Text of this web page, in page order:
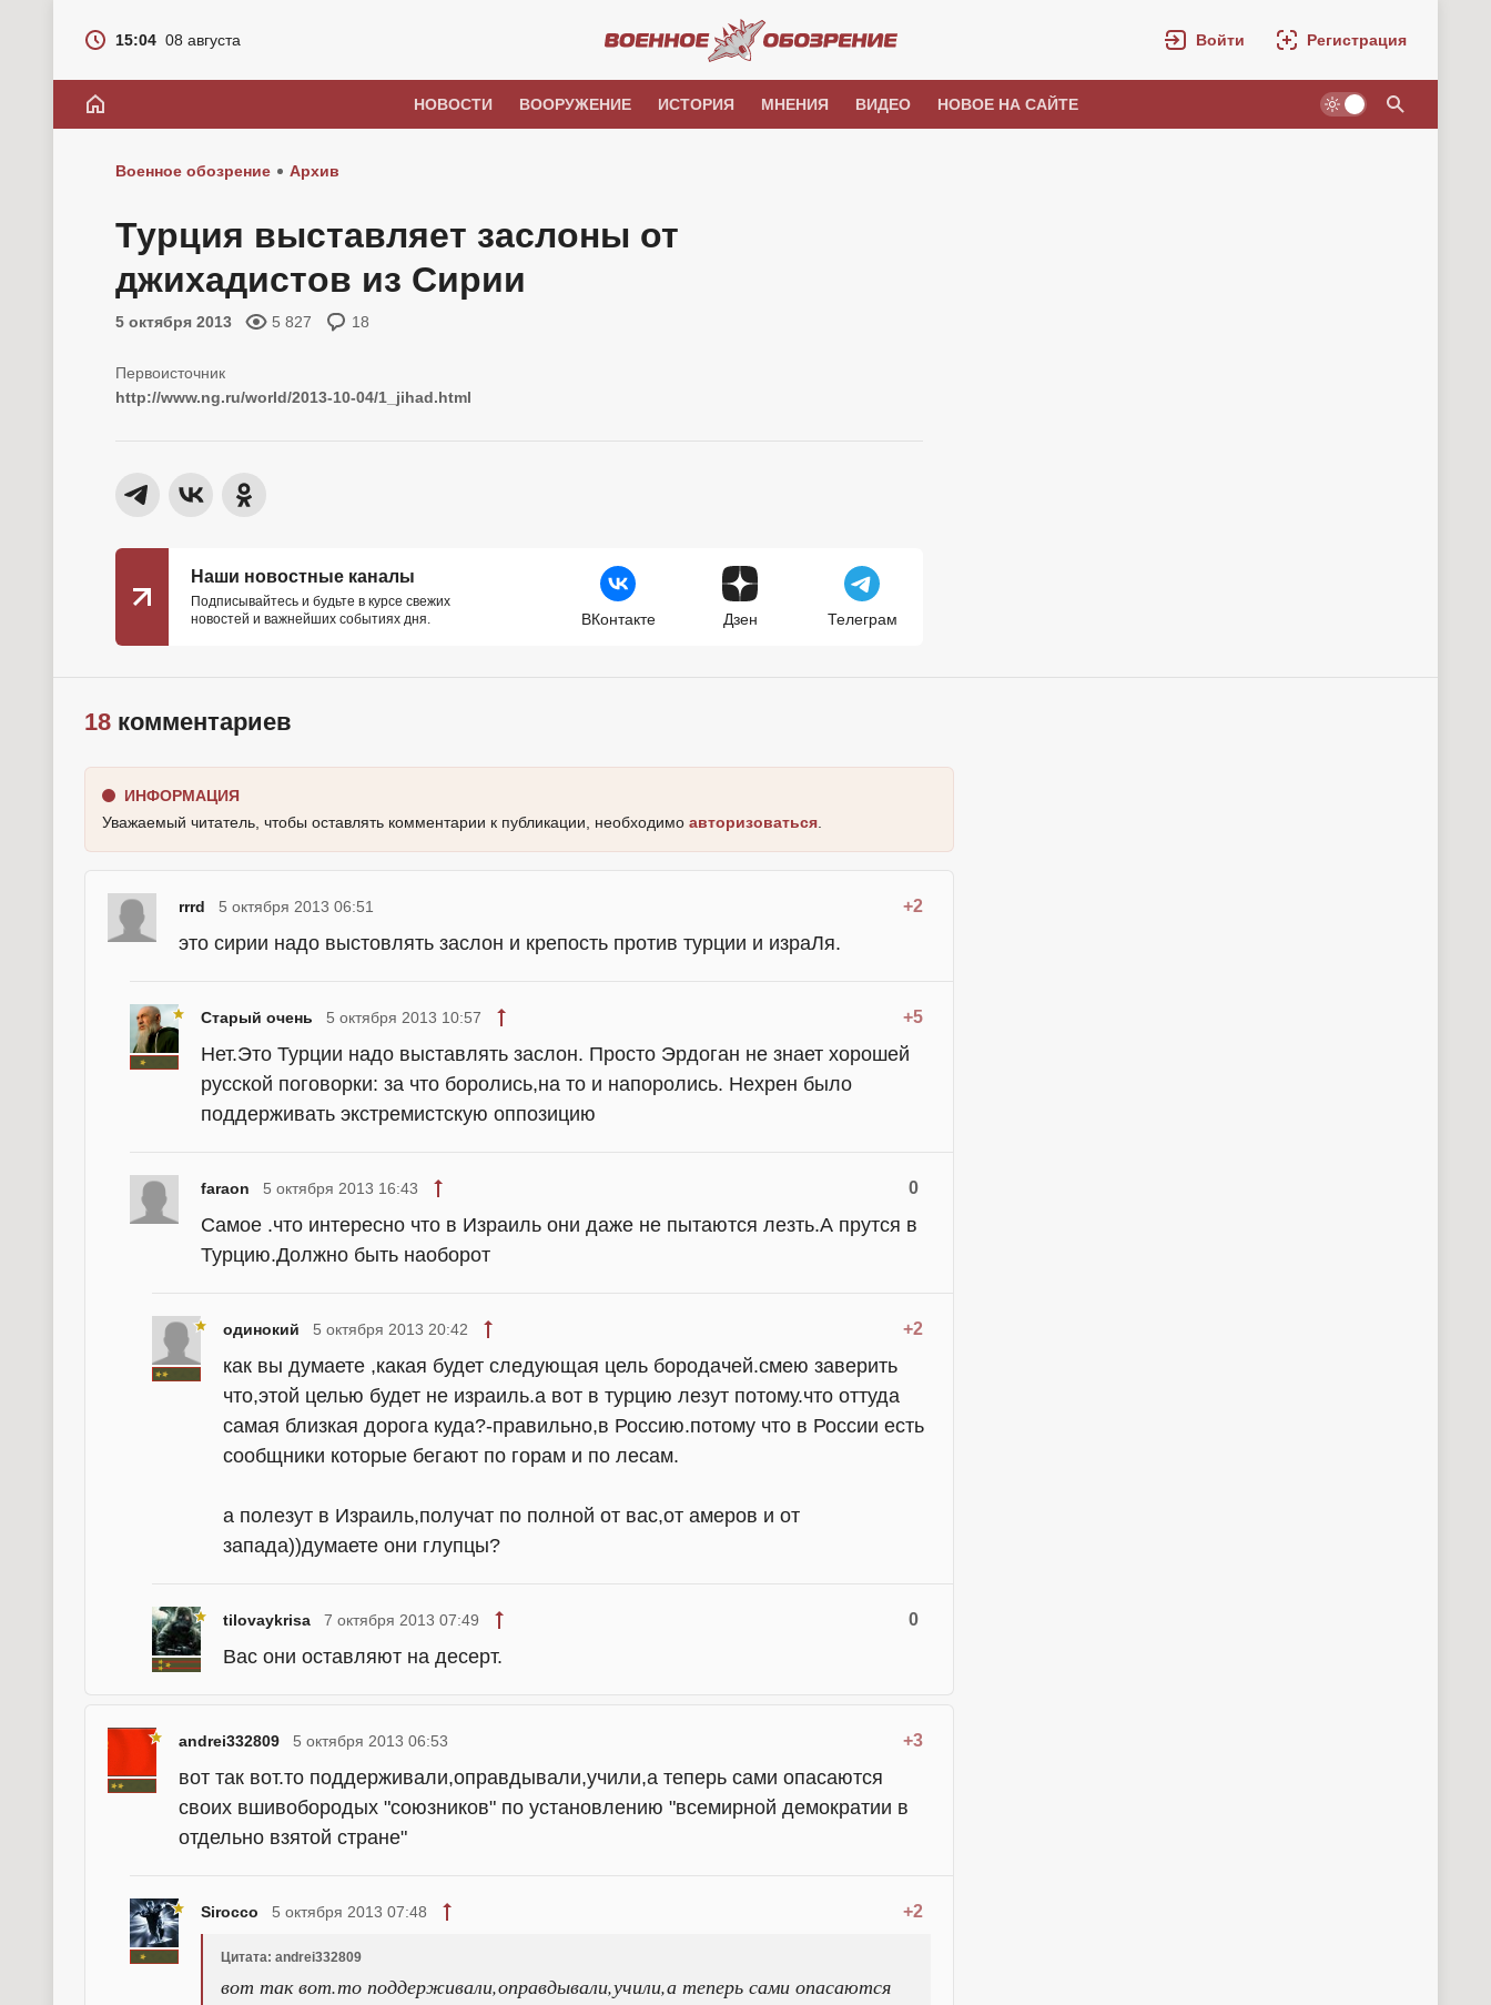
15:04 08 августа Войти Регистрация
НОВОСТИ ВООРУЖЕНИЕ ИСТОРИЯ МНЕНИЯ ВИДЕО НОВОЕ НА САЙТЕ
Военное обозрение Архив
Турция выставляет заслоны от
джихадистов из Сирии
5 октября 2013 5 827 18
http://www.ng.ru/world/2013-10-04/1_jihad.html
Наши новостные каналы
Подписывайтесь и будьте в курсе свежих
новостей и важнейших событиях дня.
ВКонтакте Дзен Телеграм
18 комментариев
ИНФОРМАЦИЯ
Уважаемый читатель, чтобы оставлять комментарии к публикации, необходимо авторизоваться
rrrd +2
5 октября 2013 06:51
это сирии надо выстовлять заслон и крепость против турции и израЛя.
Старый очень +5
5 октября 2013 10:57
Нет.Это Турции надо выставлять заслон. Просто Эрдоган не знает хорошей
русской поговорки: за что боролись,на то и напоролись. Нехрен было
поддерживать экстремистскую оппозицию
faraon 0
5 октября 2013 16:43
Самое .что интересно что в Израиль они даже не пытаются лезть.А прутся в
Турцию.Должно быть наоборот
одинокий +2
5 октября 2013 20:42
как вы думаете ,какая будет следующая цель бородачей.смею заверить
что,этой целью будет не израиль.а вот в турцию лезут потому.что оттуда
самая близкая дорога куда?-правильно,в Россию.потому что в России есть
сообщники которые бегают по горам и по лесам.
а полезут в Израиль,получат по полной от вас,от амеров и от
запада))думаете они глупцы?
tilovaykrisa 0
7 октября 2013 07:49
Вас они оставляют на десерт.
andrei332809 +3
5 октября 2013 06:53
вот так вот.то поддерживали,оправдывали,учили,а теперь сами опасаются
своих вшивобородых "союзников" по установлению "всемирной демократии в
отдельно взятой стране"
Sirocco +2
5 октября 2013 07:48
Цитата: andrei332809
вот так вот.то поддерживали,оправдывали,учили,а теперь сами опасаются